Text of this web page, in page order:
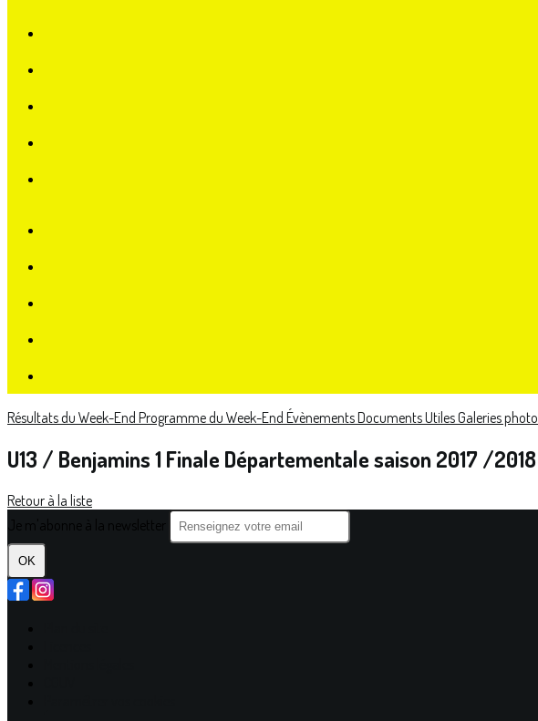
Résultats du Week-End Programme du Week-End ÉvènementsDocuments UtilesGaleries photo
U13 / Benjamins 1 Finale Départementale saison 2017 /2018
Retour à la liste
OK